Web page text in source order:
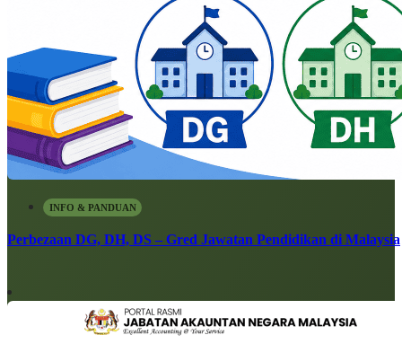
INFO & PANDUAN
Perbezaan DG, DH, DS – Gred Jawatan Pendidikan di Malaysia